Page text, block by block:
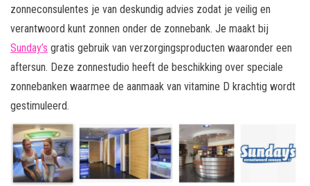
zonneconsulentes je van deskundig advies zodat je veilig en
verantwoord kunt zonnen onder de zonnebank. Je maakt bij
Sunday’s gratis gebruik van verzorgingsproducten waaronder een
aftersun. Deze zonnestudio heeft de beschikking over speciale
zonnebanken waarmee de aanmaak van vitamine D krachtig wordt
gestimuleerd.